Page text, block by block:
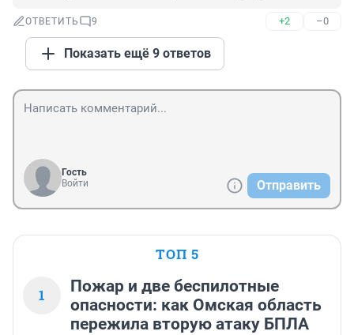
ОТВЕТИТЬ 9 +2 –0
Показать ещё 9 ответов
Гость
Войти
Отправить
ТОП 5
1
Пожар и две беспилотные
опасности: как Омская область
пережила вторую атаку БПЛА